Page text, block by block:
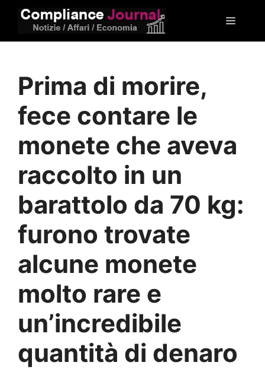
Menu
Prima di morire,
fece contare le
monete che aveva
raccolto in un
barattolo da 70 kg:
furono trovate
alcune monete
molto rare e
un’incredibile
quantità di denaro